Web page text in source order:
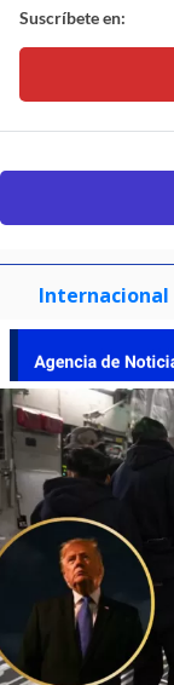
Suscríbete en:
Internacional